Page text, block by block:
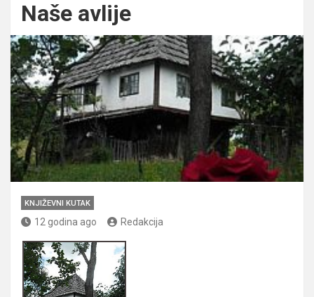
Naše avlije
KNJIŽEVNI KUTAK
12 godina ago Redakcija